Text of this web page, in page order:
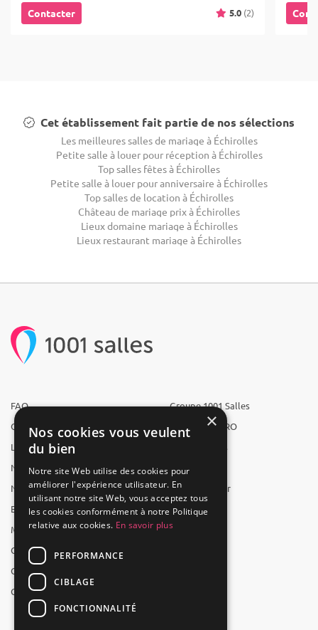
Contacter 5.0 (2)
Cet établissement fait partie de nos sélections
Les meilleures salles de mariage à Échirolles
Petite salle à louer pour réception à Échirolles
Top salles fêtes à Échirolles
Petite salle à louer pour anniversaire à Échirolles
Top salles de location à Échirolles
Château de mariage prix à Échirolles
Lieux domaine mariage à Échirolles
Lieux restaurant mariage à Échirolles
FAQ
Qui sommes-nous ?
L'équipe
Nous recrutons
Nos partenaires
Espace presse
Mentions légales
CGV
CGU
Contact
Groupe 1001 Salles
1001 Salles PRO
1001 Traiteurs
1001 Artistes
Reserverunbar
MP2
×
Nos cookies vous veulent
du bien
Notre site Web utilise des cookies pour
améliorer l'expérience utilisateur. En
utilisant notre site Web, vous acceptez tous
les cookies conformément à notre Politique
relative aux cookies. En savoir plus
PERFORMANCE
CIBLAGE
FONCTIONNALITÉ